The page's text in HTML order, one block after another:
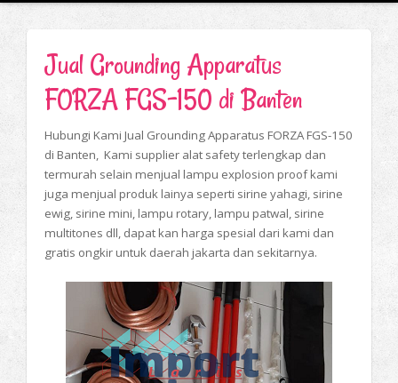
Jual Grounding Apparatus
FORZA FGS-150 di Banten
Hubungi Kami Jual Grounding Apparatus FORZA FGS-150
di Banten, Kami supplier alat safety terlengkap dan
termurah selain menjual lampu explosion proof kami
juga menjual produk lainya seperti sirine yahagi, sirine
ewig, sirine mini, lampu rotary, lampu patwal, sirine
multitones dll, dapat kan harga spesial dari kami dan
gratis ongkir untuk daerah jakarta dan sekitarnya.